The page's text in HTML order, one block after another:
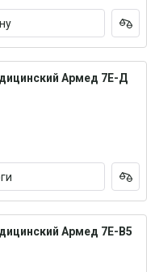
Армед 7Е-Д
Армед 7E-B5